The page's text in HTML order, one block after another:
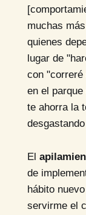
muchas
quienes
lugar de
con "correré
en el
te ahorra la
El
de
hábito
servirme el